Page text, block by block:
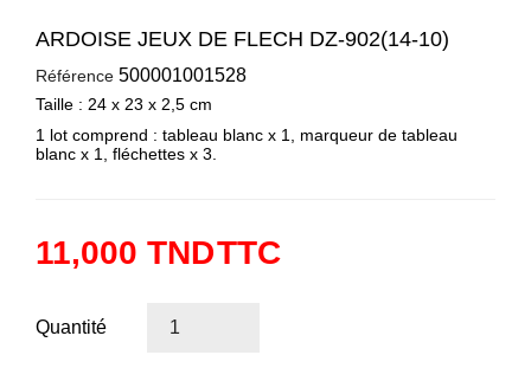
ARDOISE JEUX DE FLECH DZ-902(14-10)
Référence 500001001528
Taille : 24 x 23 x 2,5 cm
1 lot comprend : tableau blanc x 1, marqueur de tableau
blanc x 1, fléchettes x 3.
11,000 TNDTTC
Quantité